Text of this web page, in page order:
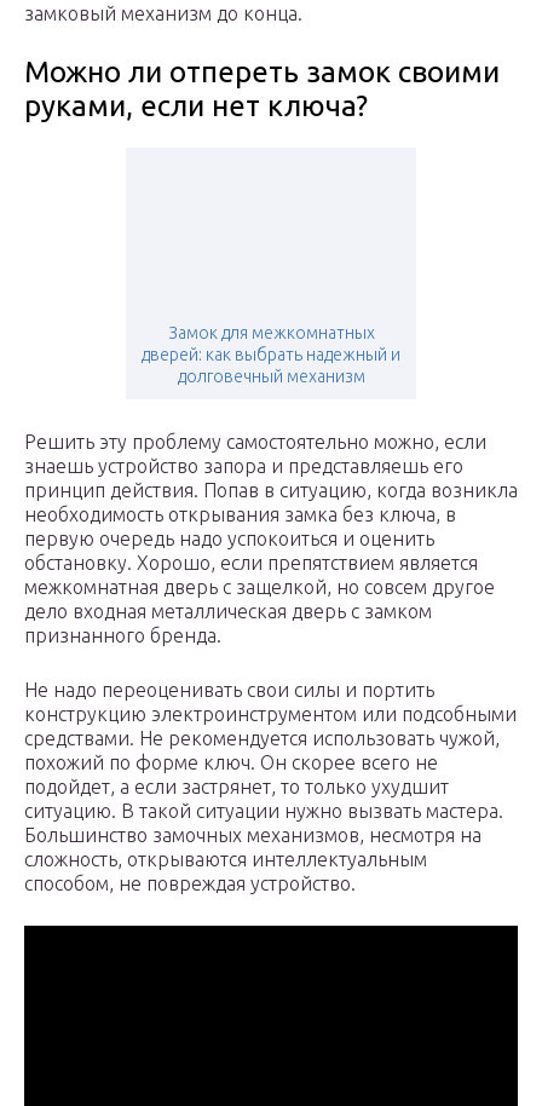
замковый механизм до конца.
Можно ли отпереть замок своими
руками, если нет ключа?
Замок для межкомнатных
дверей: как выбрать надежный и
долговечный механизм
Решить эту проблему самостоятельно можно, если
знаешь устройство запора и представляешь его
принцип действия. Попав в ситуацию, когда возникла
необходимость открывания замка без ключа, в
первую очередь надо успокоиться и оценить
обстановку. Хорошо, если препятствием является
межкомнатная дверь с защелкой, но совсем другое
дело входная металлическая дверь с замком
признанного бренда.
Не надо переоценивать свои силы и портить
конструкцию электроинструментом или подсобными
средствами. Не рекомендуется использовать чужой,
похожий по форме ключ. Он скорее всего не
подойдет, а если застрянет, то только ухудшит
ситуацию. В такой ситуации нужно вызвать мастера.
Большинство замочных механизмов, несмотря на
сложность, открываются интеллектуальным
способом, не повреждая устройство.